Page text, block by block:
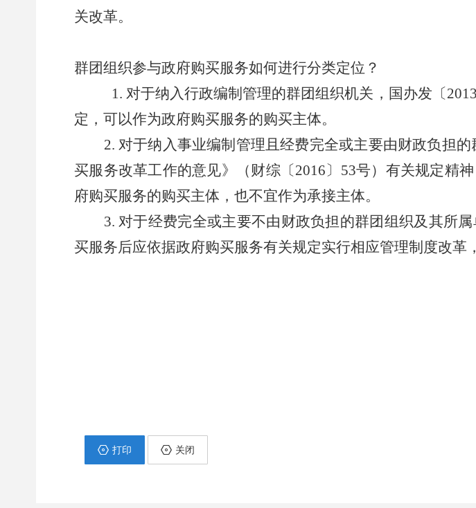
关改革。
群团组织参与政府购买服务如何进行分类定位？
1. 对于纳入行政编制管理的群团组织机关，国办发〔2013
定，可以作为政府购买服务的购买主体。
对于纳入事业编制管理且经费完全或主要由财政负担
买服务改革工作的意见》（财综〔2016〕 53号）有关规定精
府购买服务的购买主体，也不宜作为承接主体。
对于经费完全或主要不由财政负担的群团组织及其所
买服务后应依据政府购买服务有关规定实行相应管理制度改革
打印 关闭